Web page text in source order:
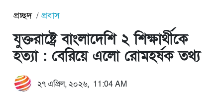
প্রচ্ছদ প্রবাস
যুক্তরাষ্ট্রে বাংলাদেশি ২ শিক্ষার্থীকে
হত্যা : বেরিয়ে এলো রোমহর্ষক তথ্য
২৭ এপ্রিল, ২০২৬, 11:04 AM